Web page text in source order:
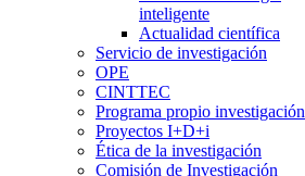
inteligente
Actualidad científica
Servicio de investigación
OPE
CINTTEC
Programa propio investigación
Proyectos I+D+i
Ética de la investigación
Comisión de Investigación